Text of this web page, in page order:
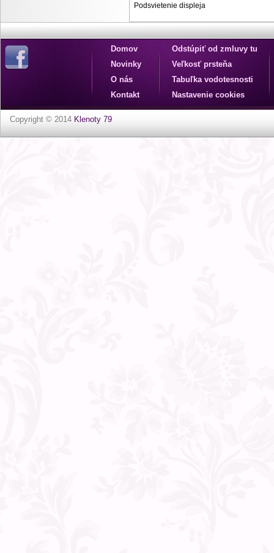
Podsvietenie displeja
Domov
Novinky
O nás
Kontakt
Odstúpiť od zmluvy tu
Veľkosť prsteňa
Tabuľka vodotesnosti
Nastavenie cookies
Copyright © 2014 Klenoty 79